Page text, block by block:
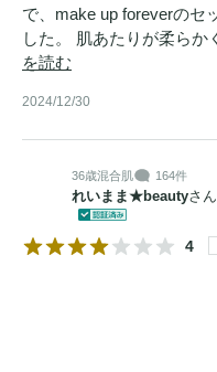
で、make up foreverのセ
した。 肌あたりが柔らか
を読む
2024/12/30
36歳混合肌 164件
れいまま★beautyさん
4